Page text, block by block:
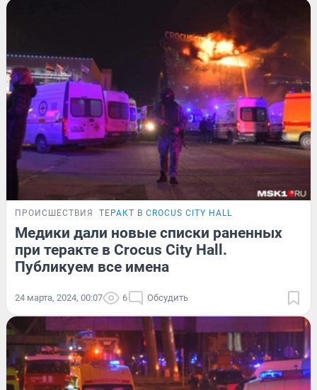
ПРОИСШЕСТВИЯ ТЕРАКТ В CROCUS CITY HALL
Медики дали новые списки раненных
при теракте в Crocus City Hall.
Публикуем все имена
24 марта, 2024, 00:07 6 Обсудить